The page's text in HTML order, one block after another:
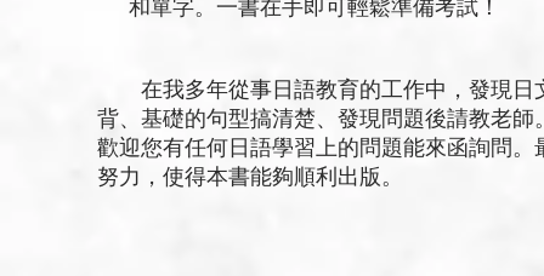
和單字。一書在手即可輕鬆準備考試！
在我多年從事日語教育的工作中，發現日
背、基礎的句型搞清楚、發現問題後請教老
歡迎您有任何日語學習上的問題能來函詢問
努力，使得本書能夠順利出版。